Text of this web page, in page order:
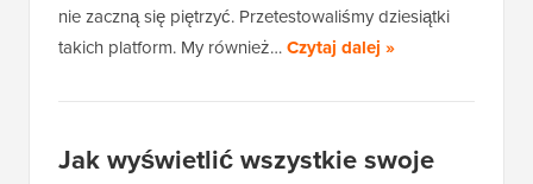
nie zaczną się piętrzyć. Przetestowaliśmy dziesiątki
takich platform. My również…Czytaj dalej »
Jak wyświetlić wszystkie swoje